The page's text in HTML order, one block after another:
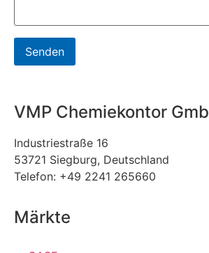
VMP Chemiekontor
Industriestraße 16
53721 Siegburg, Deutschland
Telefon: +49 2241 265660
Märkte